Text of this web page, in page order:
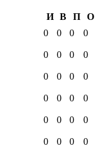
И В П
О
0 0 0 0
0 0 0 0
0 0 0 0
0 0 0 0
0 0 0 0
0 0 0 0